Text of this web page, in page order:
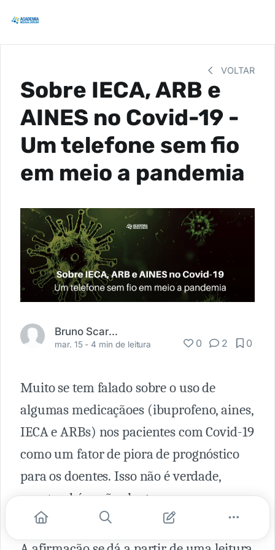
VOLTAR
Sobre IECA, ARB e
AINES no Covid-19 -
Um telefone sem fio
em meio a pandemia
Bruno Scarpellini
mar. 15 -4 min de leitura 0 2 0
Muito se tem falado sobre o uso de
algumas medicaçãoes (ibuprofeno, aines,
IECA e ARBs) nos pacientes com Covid-19
como um fator de piora de prognóstico
para os doentes. Isso não é verdade,
mas também não chega a ser uma
fakenews.